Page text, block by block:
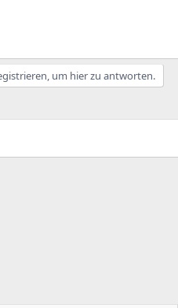
um hier zu antworten.